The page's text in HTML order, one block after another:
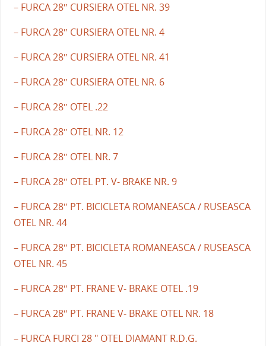
– FURCA 28″ CURSIERA OTEL NR. 39
– FURCA 28″ CURSIERA OTEL NR. 4
– FURCA 28″ CURSIERA OTEL NR. 41
– FURCA 28″ CURSIERA OTEL NR. 6
– FURCA 28″ OTEL .22
– FURCA 28″ OTEL NR. 12
– FURCA 28″ OTEL NR. 7
– FURCA 28″ OTEL PT. V- BRAKE NR. 9
– FURCA 28″ PT. BICICLETA ROMANEASCA / RUSEASCA
OTEL NR. 44
– FURCA 28″ PT. BICICLETA ROMANEASCA / RUSEASCA
OTEL NR. 45
– FURCA 28″ PT. FRANE V- BRAKE OTEL .19
– FURCA 28″ PT. FRANE V- BRAKE OTEL NR. 18
– FURCA FURCI 28 " OTEL DIAMANT R.D.G.